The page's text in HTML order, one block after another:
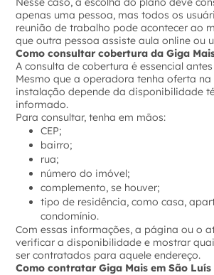
apenas uma pessoa, mas todos os
reunião de trabalho pode acontecer ao
que outra pessoa assiste aula online ou
Como consultar cobertura da Giga
A consulta de cobertura é essencial
Mesmo que a operadora tenha oferta na
instalação depende da disponibilidade
informado.
Para consultar, tenha em mãos:
CEP;
bairro;
rua;
número do imóvel;
complemento, se houver;
tipo de residência, como casa,
condomínio.
Com essas informações, a página ou o
verificar a disponibilidade e mostrar
ser contratados para aquele endereço.
Como contratar Giga Mais em São Luís